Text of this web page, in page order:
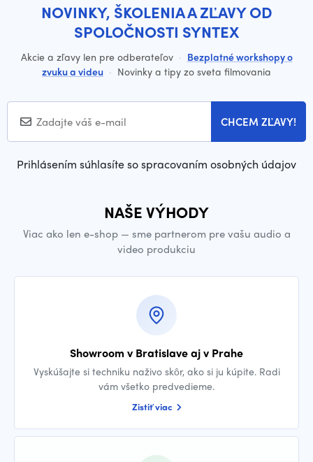
NOVINKY, ŠKOLENIA A ZĽAVY OD
SPOLOČNOSTI SYNTEX
Akcie a zľavy len pre odberateľov · Bezplatné workshopy o
zvuku a videu · Novinky a tipy zo sveta filmovania
CHCEM ZĽAVY!
Prihlásením súhlasíte so spracovaním osobných údajov
NAŠE VÝHODY
Viac ako len e-shop — sme partnerom pre vašu audio a
video produkciu
Showroom v Bratislave aj v Prahe
Vyskúšajte si techniku naživo skôr, ako si ju kúpite. Radi
vám všetko predvedieme.
Zistiť viac